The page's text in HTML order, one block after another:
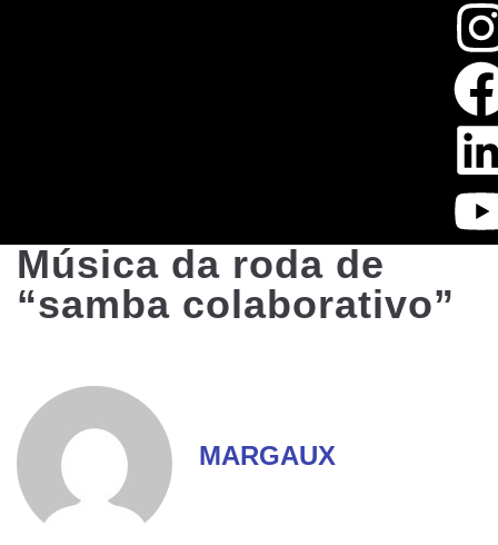
Música da roda de
“samba colaborativo”
MARGAUX